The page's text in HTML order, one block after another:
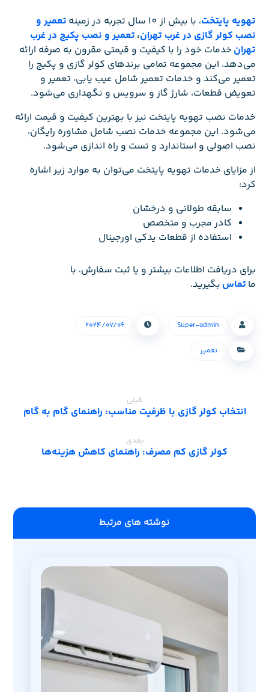
تهویه پایتخت، با بیش از 10 سال تجربه در زمینه
تعمیر و
نصب کولر گازی در غرب تهران، تعمیر و نصب پکیج در غرب
تهران خدمات خود را با کیفیت و قیمتی مقرون به صرفه ارائه
می‌دهد. این مجموعه تمامی برندهای کولر گازی و پکیج را
تعمیر می‌کند و خدمات تعمیر شامل عیب یابی، تعمیر و
تعویض قطعات، شارژ گاز و سرویس و نگهداری می‌شود.
خدمات نصب تهویه پایتخت نیز با بهترین کیفیت و قیمت ارائه
می‌شود. این مجموعه خدمات نصب شامل مشاوره رایگان،
نصب اصولی و استاندارد و تست و راه اندازی می‌شود.
از مزایای خدمات تهویه پایتخت می‌توان به موارد زیر اشاره
کرد:
سابقه طولانی و درخشان
کادر مجرب و متخصص
استفاده از قطعات یدکی اورجینال
برای دریافت اطلاعات بیشتر و یا ثبت سفارش، با
ما تماس بگیرید.
Super-admin ۲۰۲۴/۰۷/۰۶
تعمیر
قبلی
انتخاب کولر گازی با ظرفیت مناسب: راهنمای گام به گام
بعدی
کولر گازی کم مصرف: راهنمای کاهش هزینه‌ها
‫نوشته های مرتبط